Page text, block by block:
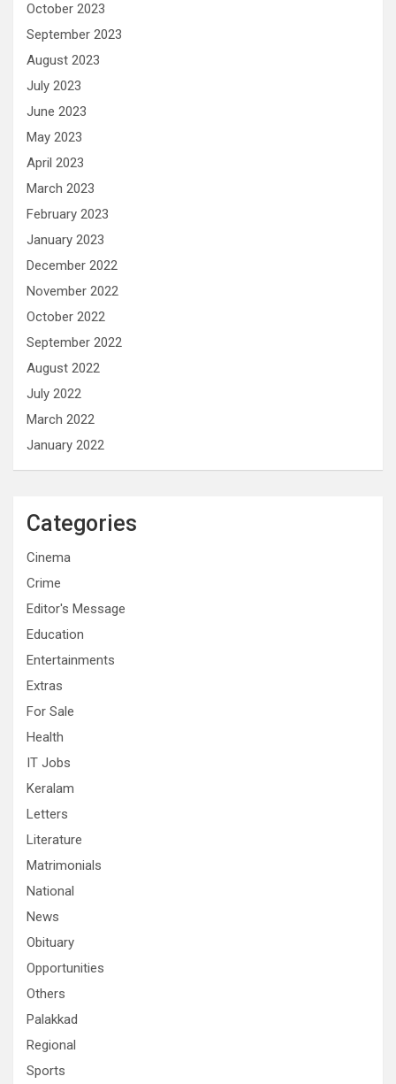
October 2023
September 2023
August 2023
July 2023
June 2023
May 2023
April 2023
March 2023
February 2023
January 2023
December 2022
November 2022
October 2022
September 2022
August 2022
July 2022
March 2022
January 2022
Categories
Cinema
Crime
Editor's Message
Education
Entertainments
Extras
For Sale
Health
IT Jobs
Keralam
Letters
Literature
Matrimonials
National
News
Obituary
Opportunities
Others
Palakkad
Regional
Sports